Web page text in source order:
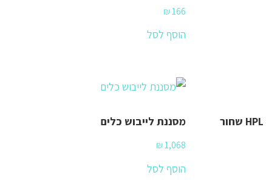
₪ 166
הוסף לסל
מסננת לייבוש כלים
₪1,068
הוסף לסל